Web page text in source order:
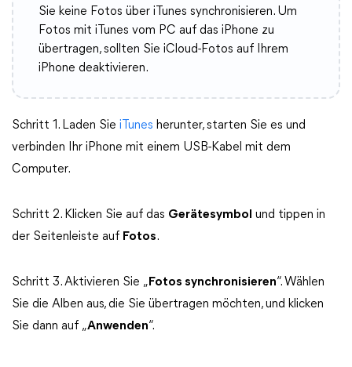
Sie keine Fotos über iTunes synchronisieren. Um
Fotos mit iTunes vom PC auf das iPhone zu
übertragen, sollten Sie iCloud-Fotos auf Ihrem
iPhone deaktivieren.
Schritt 1. Laden Sie iTunes herunter, starten Sie es und
verbinden Ihr iPhone mit einem USB-Kabel mit dem
Computer.
Schritt 2. Klicken Sie auf das Gerätesymbol und tippen in
der Seitenleiste auf Fotos.
Schritt 3. Aktivieren Sie „ Fotos synchronisieren“. Wählen
Sie die Alben aus, die Sie übertragen möchten, und klicken
Sie dann auf „Anwenden“.